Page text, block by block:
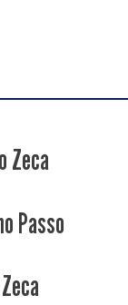
Zeca
Passo